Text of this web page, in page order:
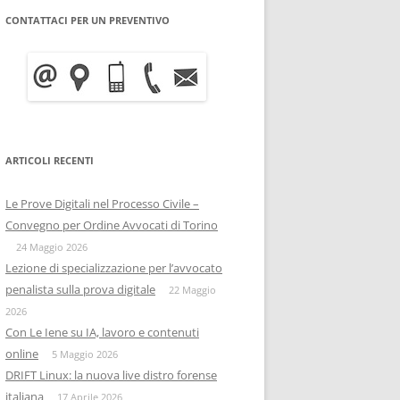
SU TELEGRAM
WRITE BLOCKER: COME
QUANTO COSTA
INFORMATICA GIURIDICA
DATA BREACH
DIGITAL FORENSICS
DISTRIBUZIONE FORENSE
BITCOIN FORENSICS E
BLOCKCHAIN
ONIF
OSINTITALIA
CONTATTACI PER UN PREVENTIVO
ARTICOLI RECENTI
Le Prove Digitali nel Processo Civile –
Convegno per Ordine Avvocati di Torino
24 Maggio 2026
Lezione di specializzazione per l’avvocato
penalista sulla prova digitale
22 Maggio
2026
Con Le Iene su IA, lavoro e contenuti
online
5 Maggio 2026
DRIFT Linux: la nuova live distro forense
italiana
17 Aprile 2026